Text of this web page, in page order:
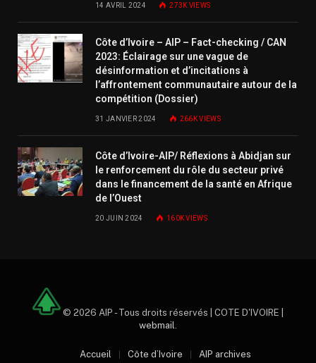
14 AVRIL 2024 273K VIEWS
Côte d’Ivoire – AIP – Fact-checking / CAN
2023: Éclairage sur une vague de
désinformation et d’incitations à
l’affrontement communautaire autour de la
compétition (Dossier)
31 JANVIER 2024 266KVIEWS
Côte d’Ivoire-AIP/ Réflexions à Abidjan sur
le renforcement du rôle du secteur privé
dans le financement de la santé en Afrique
de l’Ouest
20 JUIN 2024 160KVIEWS
© 2026 AIP - Tous droits réservés | COTE D'IVOIRE |
webmail.
Accueil Côte d’Ivoire AIP archives